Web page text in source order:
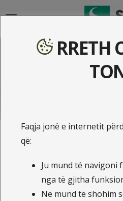
Të bleni veturë
siguroni atë?
RRETH
Faqja jonë e internetit
që:
Ju mund të navigoni
nga të gjitha
Ne mund të shohim